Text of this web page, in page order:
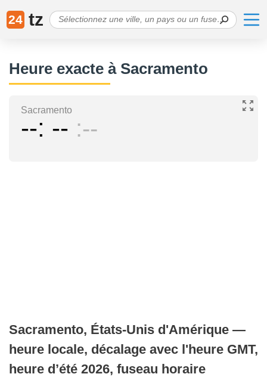
24 tz
Heure exacte à Sacramento
Sacramento
-- -- --
Sacramento, États-Unis d'Amérique —
heure locale, décalage avec l'heure GMT,
heure d’été 2026, fuseau horaire